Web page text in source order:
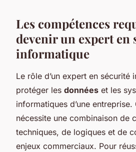
Les compétences
devenir un expert en
informatique
Le rôle d’un expert en sécurité
protéger les données et les
informatiques d’une entreprise.
nécessite une combinaison de
techniques, de logiques et de
enjeux commerciaux. Pour